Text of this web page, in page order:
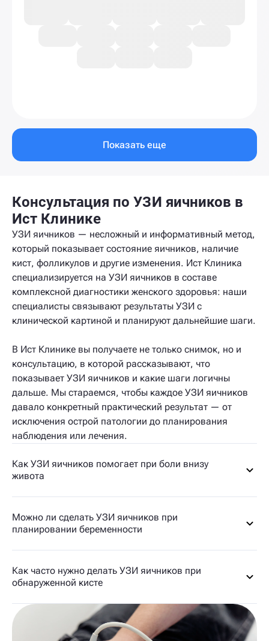
Показать еще
Консультация по УЗИ яичников в
Ист Клинике
УЗИ яичников — несложный и информативный метод,
который показывает состояние яичников, наличие
кист, фолликулов и другие изменения. Ист Клиника
специализируется на УЗИ яичников в составе
комплексной диагностики женского здоровья: наши
специалисты связывают результаты УЗИ с
клинической картиной и планируют дальнейшие шаги.
В Ист Клинике вы получаете не только снимок, но и
консультацию, в которой рассказывают, что
показывает УЗИ яичников и какие шаги логичны
дальше. Мы стараемся, чтобы каждое УЗИ яичников
давало конкретный практический результат — от
исключения острой патологии до планирования
наблюдения или лечения.
Как УЗИ яичников помогает при боли внизу
живота
Можно ли сделать УЗИ яичников при
планировании беременности
Как часто нужно делать УЗИ яичников при
обнаруженной кисте